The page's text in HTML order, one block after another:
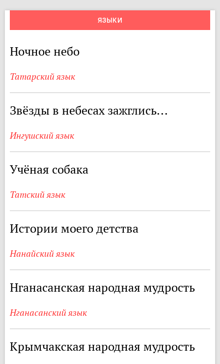
ЯЗЫКИ
Ночное небо
Татарский язык
Звёзды в небесах зажглись...
Ингушский язык
Учёная собака
Татский язык
Истории моего детства
Нанайский язык
Нганасанская народная мудрость
Нганасанский язык
Крымчакская народная мудрость